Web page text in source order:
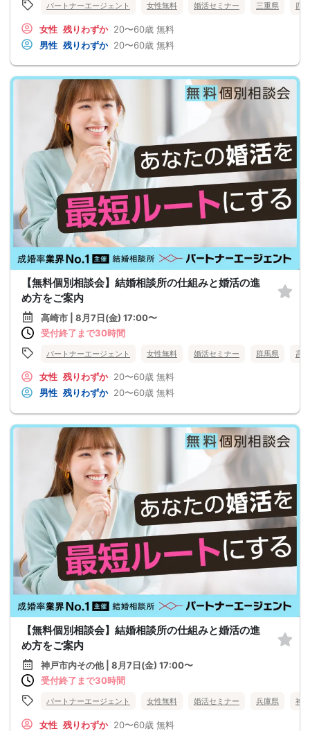
パートナーエージェント 女性無料 婚活セミナー 三重県 四
女性 残りわずか 20〜60歳 無料
男性 残りわずか 20〜60歳 無料
【無料個別相談会】結婚相談所の仕組みと婚活の進
め方をご案内
高崎市 | 8月7日(金) 17:00〜
受付終了まで30時間
パートナーエージェント 女性無料 婚活セミナー 群馬県 高
女性 残りわずか 20〜60歳 無料
男性 残りわずか 20〜60歳 無料
【無料個別相談会】結婚相談所の仕組みと婚活の進
め方をご案内
神戸市内その他 | 8月7日(金) 17:00〜
受付終了まで30時間
パートナーエージェント 女性無料 婚活セミナー 兵庫県 神
女性 残りわずか 20〜60歳 無料